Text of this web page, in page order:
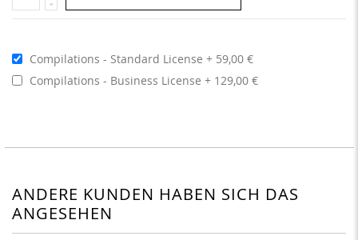
Compilations - Standard License
59,00 €
Compilations - Business License
129,00 €
ANDERE KUNDEN HABEN SICH DAS
ANGESEHEN